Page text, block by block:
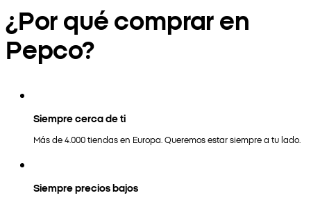
¿Por qué comprar en
Pepco?
Siempre cerca de ti
Más de 4.000 tiendas en Europa. Queremos estar siempre a tu lado.
Siempre precios bajos